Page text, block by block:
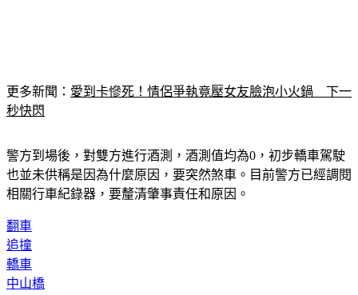
更多新聞： 愛到卡慘死！情侶爭執竟壓女友臉泡小火鍋　下一
秒快閃
警方到場後，對雙方進行酒測，酒測值均為0，初步轎車駕駛
也並未供稱是因為什麼原因，要突然煞車。目前警方已經調閱
相關行車紀錄器，要釐清肇事責任和原因。
翻車
追撞
轎車
中山橋